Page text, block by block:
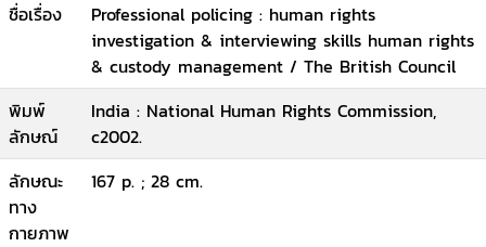
ชื่อเรื่อง
Professional policing : human rights
investigation & interviewing skills human rights
& custody management / The British Council
พิมพ์
ลักษณ์
India : National Human Rights Commission,
c2002.
ลักษณะ
ทาง
กายภาพ
167 p. ; 28 cm.